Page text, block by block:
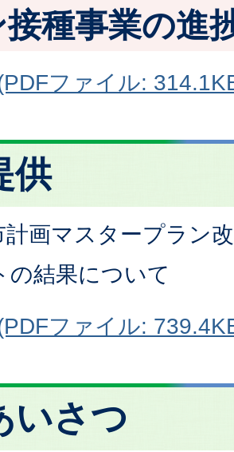
種事業の進
ファイル:
供
計画マスタープラン
の結果について
ファイル:
いさつ